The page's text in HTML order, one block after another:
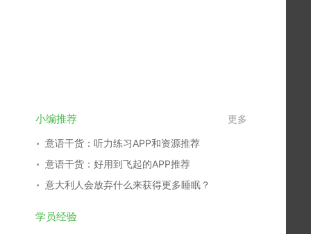
小编推荐 更多
意语干货：听力练习APP和资源推荐
意语干货：好用到飞起的APP推荐
意大利人会放弃什么来获得更多睡眠？
学员经验